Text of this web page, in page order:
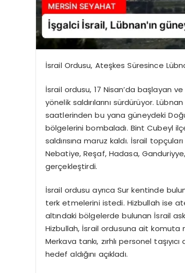
İsrail Ordusu, Ateşkes Süresince
İsrail ordusu, 17 Nisan’da başlayan
yönelik saldırılarını sürdürüyor.
saatlerinden bu yana güneydeki
bölgelerini bombaladı. Bint Cubeyl
saldırısına maruz kaldı. İsrail
Nebatiye, Reşaf, Hadasa,
gerçekleştirdi.
İsrail ordusu ayrıca Sur kentinde
terk etmelerini istedi. Hizbullah ise
altındaki bölgelerde bulunan İsrail
Hizbullah, İsrail ordusuna ait komuta
Merkava tankı, zırhlı personel
hedef aldığını açıkladı.